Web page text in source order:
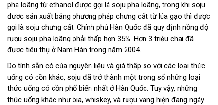
pha loãng từ ethanol được gọi là soju pha loãng, trong khi soju
được sản xuất bằng phương pháp chưng cất từ lúa gạo thì được
gọi là soju chưng cất. Chính phủ Hàn Quốc đã quy định nồng độ
rượu soju pha loãng phải thấp hơn 35%. Hơn 3 triệu chai đã
được tiêu thụ ở Nam Hàn trong năm 2004.
Do tính sẵn có của nguyên liệu và giá thấp so với các loại thức
uống có cồn khác, soju đã trở thành một trong số những loại
thức uống có cồn phổ biến nhất ở Hàn Quốc. Tuy vậy, những
thức uống khác như bia, whiskey, và rượu vang hiện đang ngày